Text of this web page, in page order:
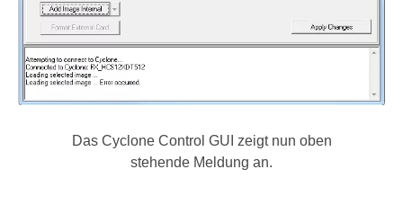
Das Cyclone Control GUI zeigt nun oben
stehende Meldung an.